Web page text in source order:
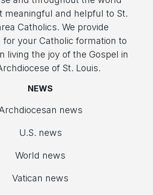
meaningful and helpful to St.
Catholics. We provide
for your Catholic formation to
living the joy of the Gospel in
of St. Louis.
NEWS
news
U.S. news
World news
Vatican news